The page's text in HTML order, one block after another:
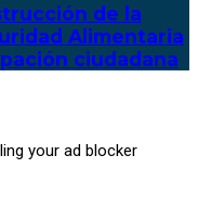
de la
Alimentaria
ciudadana
your ad blocker